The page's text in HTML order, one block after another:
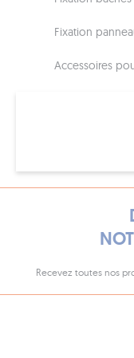
Fixation
Accessoires
Recevez toutes nos